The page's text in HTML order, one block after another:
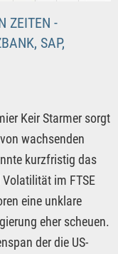
ZEITEN -
SAP,
Keir Starmer sorgt
wachsenden
kurzfristig das
im FTSE
eine unklare
eher scheuen.
der die US-